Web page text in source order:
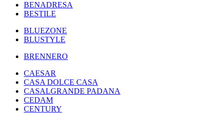
BENADRESA
BESTILE
BLUEZONE
BLUSTYLE
BRENNERO
CAESAR
CASA DOLCE CASA
CASALGRANDE PADANA
CEDAM
CENTURY